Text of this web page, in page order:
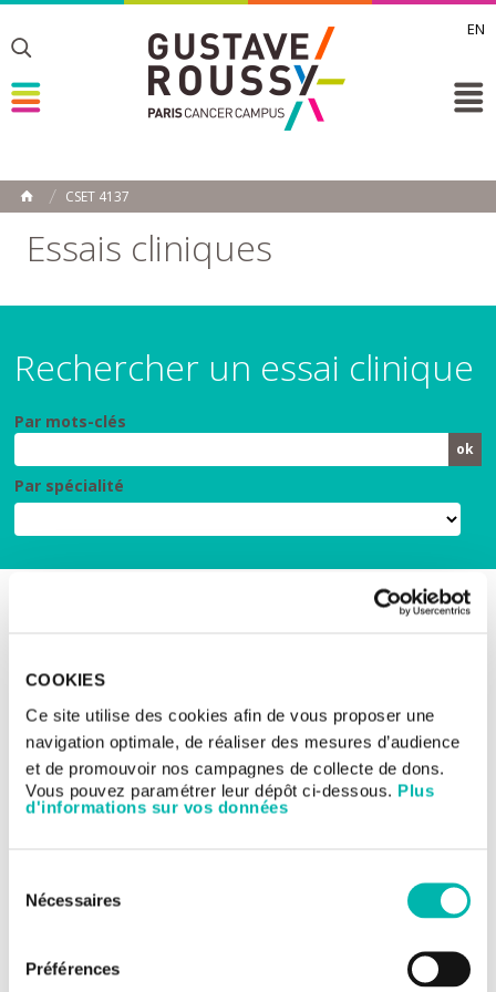
COOKIES
Ce site utilise des cookies afin de vous proposer une
navigation optimale, de réaliser des mesures d’audience
et de promouvoir nos campagnes de collecte de dons.
Vous pouvez paramétrer leur dépôt ci-dessous. Plus
d'informations sur vos données
Nécessaires
Préférences
EN
Toggle
Toggle
ACCUEIL
CSET 4137
Essais cliniques
Rechercher un essai clinique
Par mots-clés
Par spécialité
RETOUR AUX ESSAIS CLINIQUES
Etude de phase 3
interventionnelle, ouverte,
et multicentrique cancer
du sein
TITRE DE L'ÉTUDE:
multicentrique du PF-07220060 plus letrozole par
rapport à un inhibiteur du CDK4/6 plus létrozole chez